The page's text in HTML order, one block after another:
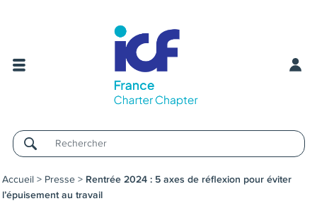
Username
Accueil > Presse> Rentrée 2024 : 5 axes de réflexion pour éviter
l’épuisement au travail